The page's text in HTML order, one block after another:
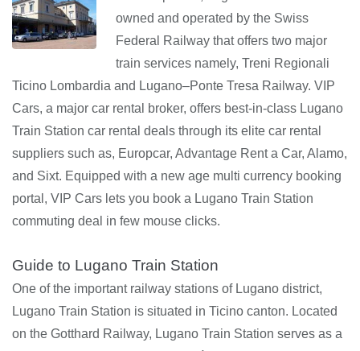
owned and operated by the Swiss
Federal Railway that offers two major
train services namely, Treni Regionali
Ticino Lombardia and Lugano–Ponte Tresa Railway. VIP
Cars, a major car rental broker, offers best-in-class Lugano
Train Station car rental deals through its elite car rental
suppliers such as, Europcar, Advantage Rent a Car, Alamo,
and Sixt. Equipped with a new age multi currency booking
portal, VIP Cars lets you book a Lugano Train Station
commuting deal in few mouse clicks.
Guide to Lugano Train Station
One of the important railway stations of Lugano district,
Lugano Train Station is situated in Ticino canton. Located
on the Gotthard Railway, Lugano Train Station serves as a